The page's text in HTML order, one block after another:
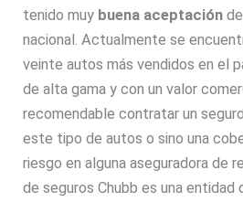
tenido muy buena aceptación
nacional. Actualmente se
veinte autos más vendidos en el
de alta gama y con un valor
recomendable contratar un
este tipo de autos o sino una
riesgo en alguna aseguradora de
de seguros Chubb es una entidad